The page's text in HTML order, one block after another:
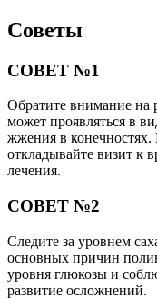
Советы
СОВЕТ №1
Обратите внимание
может проявляться в
жжения в
откладывайте визит к
лечения.
СОВЕТ №2
Следите за уровнем
основных причин
уровня глюкозы и
развитие осложнений.